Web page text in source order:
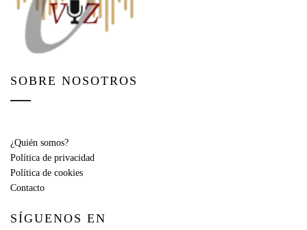
SOBRE NOSOTROS
¿Quién somos?
Política de privacidad
Política de cookies
Contacto
SÍGUENOS EN